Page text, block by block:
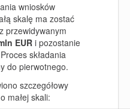
wniosków
skalę ma zostać
z przewidywanym
EUR i pozostanie
składania
do pierwotnego.
szczegółowy
małej skali: